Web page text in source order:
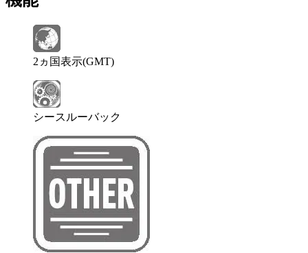
2ヵ国表示(GMT)
シースルーバック